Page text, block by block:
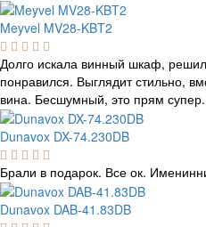
Meyvel MV28-KBT2
Долго искала винный шкаф,
понравился. Выглядит стильно,
вина. Бесшумный, это прям
Dunavox DX-74.230DB
Брали в подарок. Все ок.
Dunavox DAB-41.83DB